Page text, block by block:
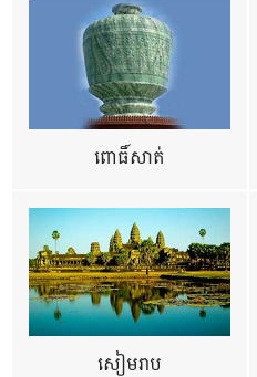
ពោធិ៍សាត់
សៀមរាប